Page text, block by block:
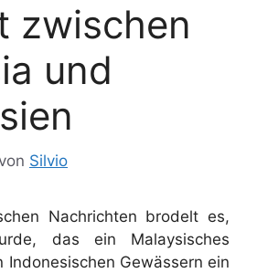
zwischen
und
von Silvio
Nachrichten brodelt es,
das ein Malaysisches
Indonesischen Gewässern ein